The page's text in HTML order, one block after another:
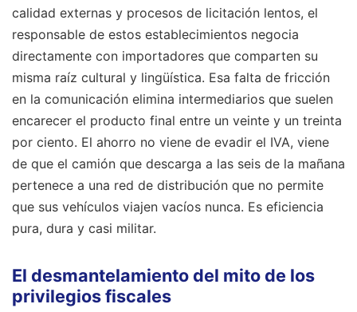
calidad externas y procesos de licitación lentos, el
responsable de estos establecimientos negocia
directamente con importadores que comparten su
misma raíz cultural y lingüística. Esa falta de fricción
en la comunicación elimina intermediarios que suelen
encarecer el producto final entre un veinte y un treinta
por ciento. El ahorro no viene de evadir el IVA, viene
de que el camión que descarga a las seis de la mañana
pertenece a una red de distribución que no permite
que sus vehículos viajen vacíos nunca. Es eficiencia
pura, dura y casi militar.
El desmantelamiento del mito de los
privilegios fiscales